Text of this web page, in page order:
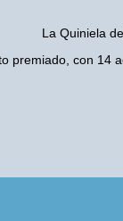
La Quiniela
premiado, con 14